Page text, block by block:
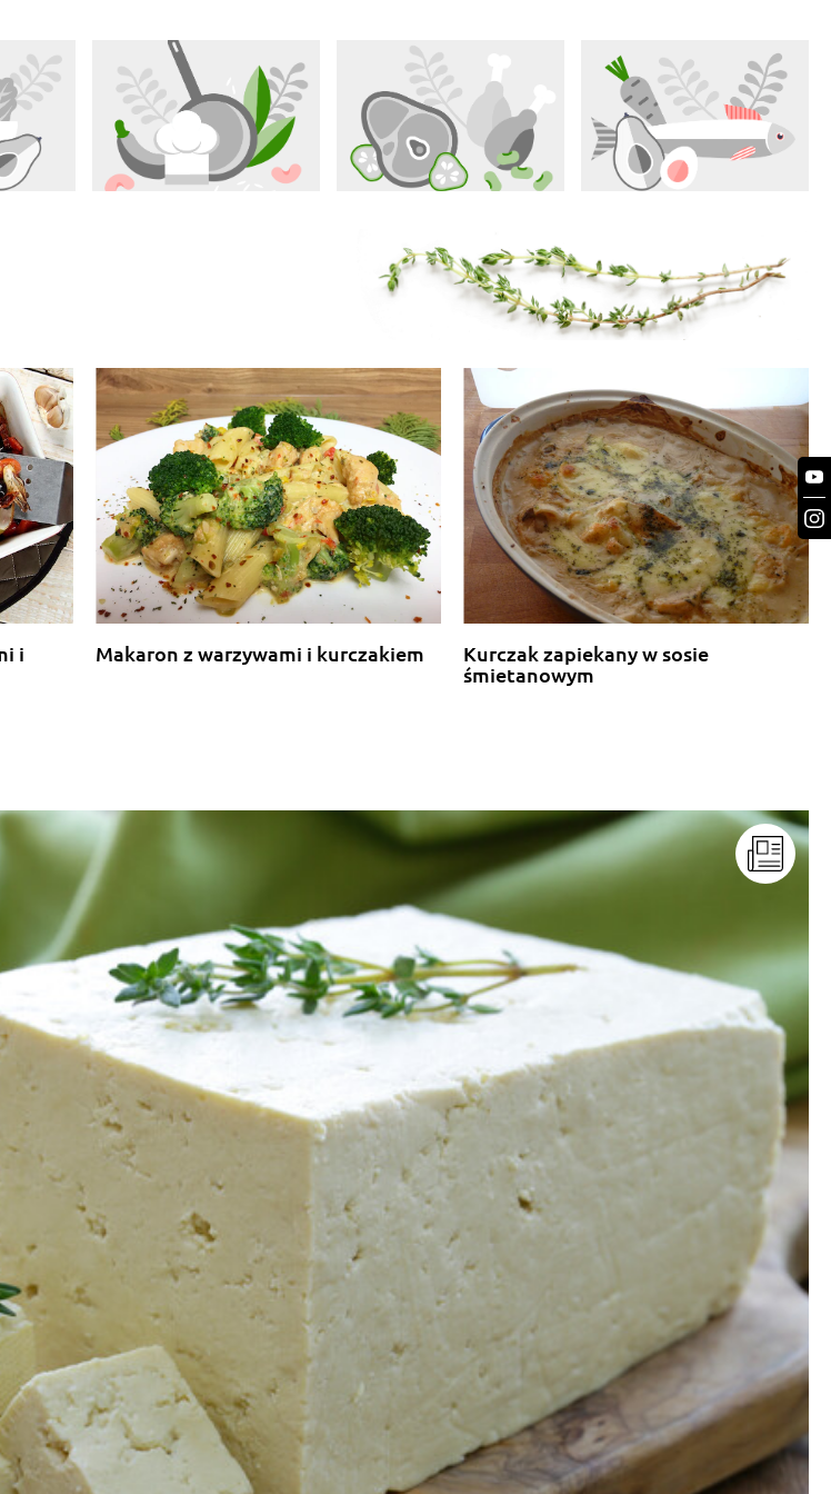
i
Makaron z warzywami i kurczakiem
Kurczak zapiekany w sosie
śmietanowym